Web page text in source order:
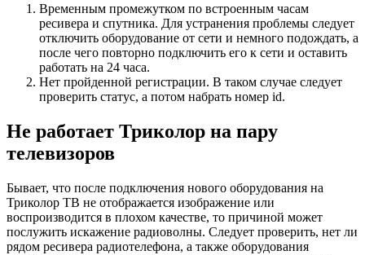
Временным промежутком по встроенным часам
ресивера и спутника. Для устранения проблемы следует
отключить оборудование от сети и немного подождать, а
после чего повторно подключить его к сети и оставить
работать на 24 часа.
Нет пройденной регистрации. В таком случае следует
проверить статус, а потом набрать номер id.
Не работает Триколор на пару
телевизоров
Бывает, что после подключения нового оборудования на
Триколор ТВ не отображается изображение или
воспроизводится в плохом качестве, то причиной может
послужить искажение радиоволны. Следует проверить, нет ли
рядом ресивера радиотелефона, а также оборудования